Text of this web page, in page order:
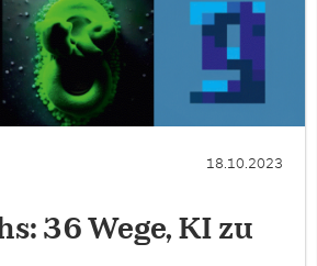
18.10.2023
36 Wege, KI zu